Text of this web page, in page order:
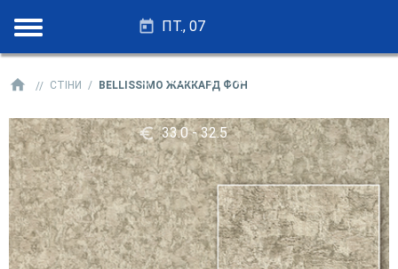
ПТ., 07
28.25 - 27.75
33.0 - 32.5
СТІНИ BELLISSIMO ЖАККАРД ФОН